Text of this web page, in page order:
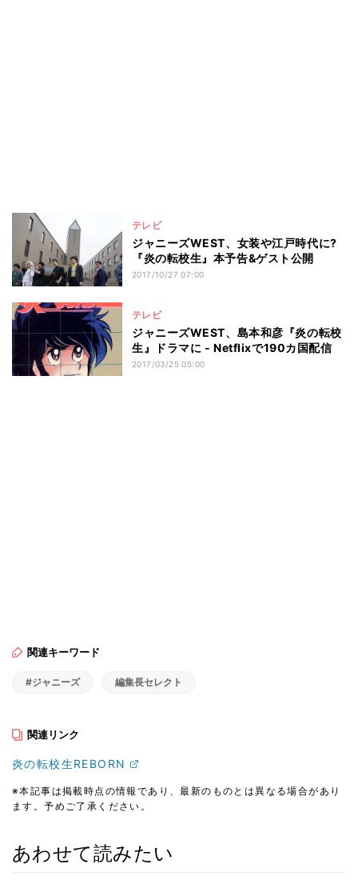
テレビ
ジャニーズWEST、女装や江戸時代に?
『炎の転校生』本予告&ゲスト公開
2017/10/27 07:00
テレビ
ジャニーズWEST、島本和彦『炎の転校
生』ドラマに - Netflixで190カ国配信
2017/03/25 05:00
関連キーワード
#ジャニーズ 編集長セレクト
関連リンク
炎の転校生REBORN
※本記事は掲載時点の情報であり、最新のものとは異なる場合があり
ます。予めご了承ください。
あわせて読みたい